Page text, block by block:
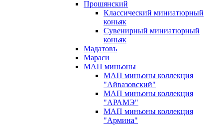
Прошянский
Классический миниатюрный
коньяк
Сувенирный миниатюрный
коньяк
Мадатовъ
Мараси
МАП миньоны
МАП миньоны коллекция
"Айвазовский"
МАП миньоны коллекция
"АРАМЭ"
МАП миньоны коллекция
"Армина"